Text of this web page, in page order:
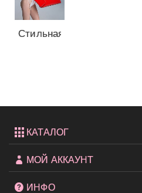
Стильная
КАТАЛОГ
МОЙ АККАУНТ
ИНФО